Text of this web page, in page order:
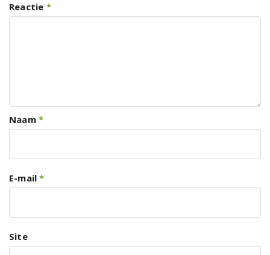
Reactie *
Naam *
E-mail*
Site